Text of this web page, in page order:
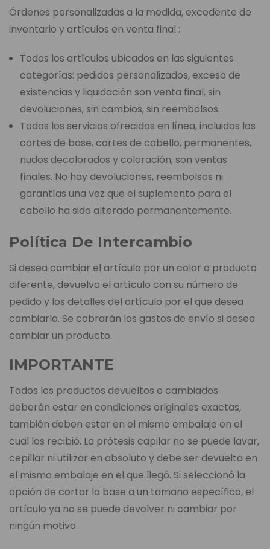
Órdenes personalizadas a la medida, excedente de
inventario y artículos en venta final :
Todos los artículos ubicados en las siguientes
categorías: pedidos personalizados, exceso de
existencias y liquidación son venta final, sin
devoluciones, sin cambios, sin reembolsos.
Todos los servicios ofrecidos en línea, incluidos los
cortes de base, cortes de cabello, permanentes,
nudos decolorados y coloración, son ventas
finales. No hay devoluciones, reembolsos ni
garantías una vez que el suplemento para el
cabello ha sido alterado permanentemente.
Política De Intercambio
Si desea cambiar el artículo por un color o producto
diferente, devuelva el artículo con su número de
pedido y los detalles del artículo por el que desea
cambiarlo. Se cobrarán los gastos de envío si desea
cambiar un producto.
IMPORTANTE
Todos los productos devueltos o cambiados
deberán estar en condiciones originales exactas,
también deben estar en el mismo embalaje en el
cual los recibió. La prótesis capilar no se puede lavar,
cepillar ni utilizar en absoluto y debe ser devuelta en
el mismo embalaje en el que llegó. Si seleccionó la
opción de cortar la base a un tamaño específico, el
artículo ya no se puede devolver ni cambiar por
ningún motivo.